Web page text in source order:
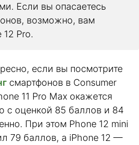
Если вы опасаетесь
возможно, вам
12 Pro.
если вы посмотрите
смартфонов в Consumer
11 Pro Max окажется
с оценкой 85 баллов и 84
При этом Phone 12 mini
79 баллов, а iPhone 12 —